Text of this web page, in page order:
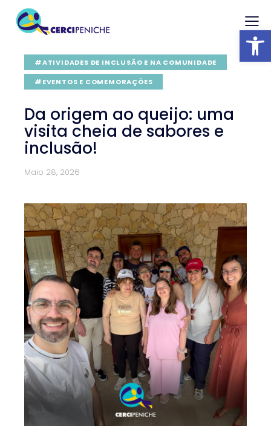
Abrir barra
#ATIVIDADES DE INCLUSÃO E NA COMUNIDADE
#EVENTOS E COMEMORAÇÕES
Da origem ao queijo: uma
visita cheia de sabores e
inclusão!
Maio 28, 2026